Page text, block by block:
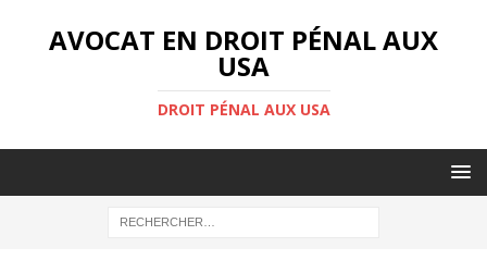
AVOCAT EN DROIT PÉNAL AUX
USA
DROIT PÉNAL AUX USA